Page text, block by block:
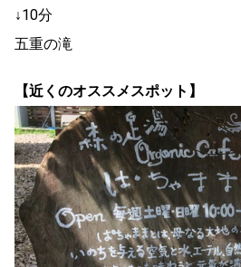
↓10分
五重の滝
【近くのオススメスポット】